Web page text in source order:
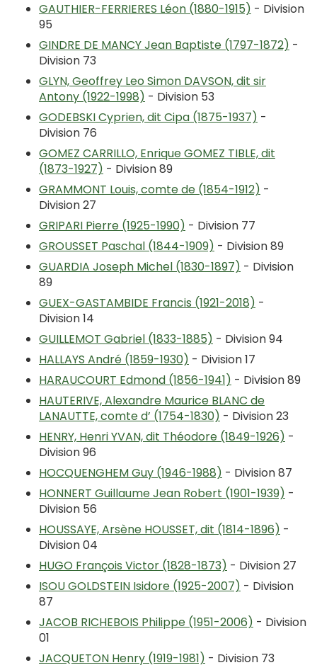
GAUTHIER-FERRIERES Léon (1880-1915) - Division
95
GINDRE DE MANCY Jean Baptiste (1797-1872) -
Division 73
GLYN, Geoffrey Leo Simon DAVSON, dit sir
Antony (1922-1998) - Division 53
GODEBSKI Cyprien, dit Cipa (1875-1937) -
Division 76
GOMEZ CARRILLO, Enrique GOMEZ TIBLE, dit
(1873-1927) - Division 89
GRAMMONT Louis, comte de (1854-1912) -
Division 27
GRIPARI Pierre (1925-1990) - Division 77
GROUSSET Paschal (1844-1909) - Division 89
GUARDIA Joseph Michel (1830-1897) - Division
89
GUEX-GASTAMBIDE Francis (1921-2018) -
Division 14
GUILLEMOT Gabriel (1833-1885) - Division 94
HALLAYS André (1859-1930) - Division 17
HARAUCOURT Edmond (1856-1941) - Division 89
HAUTERIVE, Alexandre Maurice BLANC de
LANAUTTE, comte d’ (1754-1830) - Division 23
HENRY, Henri YVAN, dit Théodore (1849-1926) -
Division 96
HOCQUENGHEM Guy (1946-1988) - Division 87
HONNERT Guillaume Jean Robert (1901-1939) -
Division 56
HOUSSAYE, Arsène HOUSSET, dit (1814-1896) -
Division 04
HUGO François Victor (1828-1873) - Division 27
ISOU GOLDSTEIN Isidore (1925-2007) - Division
87
JACOB RICHEBOIS Philippe (1951-2006) - Division
01
JACQUETON Henry (1919-1981) - Division 73